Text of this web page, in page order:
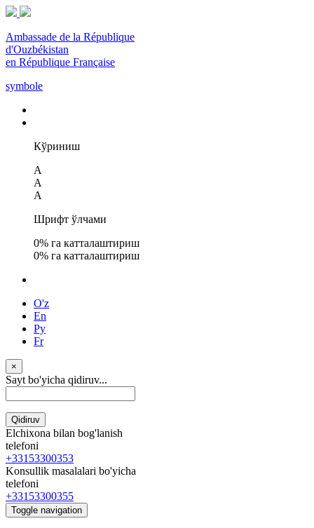
Ambassade de la République
d'Ouzbékistan
en République Française
symbole
Кўриниш
A
A
A
Шрифт ўлчами
0% га катталаштириш
0% га катталаштириш
O'z
En
Ру
Fr
×
Sayt bo'yicha qidiruv...
Qidiruv
Elchixona bilan bog'lanish
telefoni
+33153300353
Konsullik masalalari bo'yicha
telefoni
+33153300355
Toggle navigation